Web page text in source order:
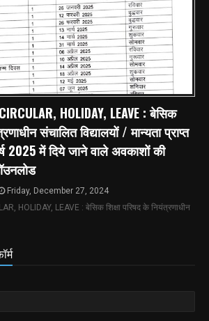
HOLIDAY, LEAVE : बेसिक
संचालित विद्यालयों / मान्यता प्राप्त
2025 में दिये जाने वाले अवकाशों की
Friday, December 27, 2024
HOLIDAY, LEAVE : बेसिक शिक्षा परिषद के नियंत्रणाधीन